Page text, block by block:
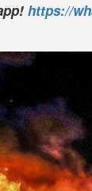
https://